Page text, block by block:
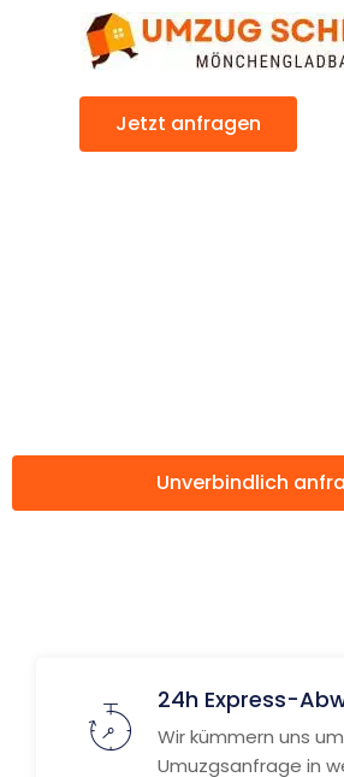
Jetzt anfragen
Unverbindlich
24h Express-
Wir kümmern uns
Umuzgsanfrage in